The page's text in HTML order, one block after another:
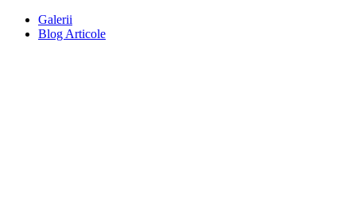
Galerii
Blog Articole